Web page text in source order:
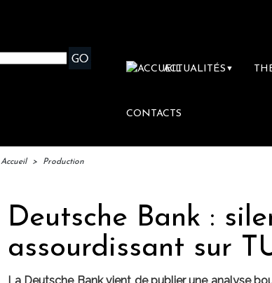
ACTUALITÉS ▼
CONTACTS
Accueil > Production
Deutsche Bank :
assourdissant sur